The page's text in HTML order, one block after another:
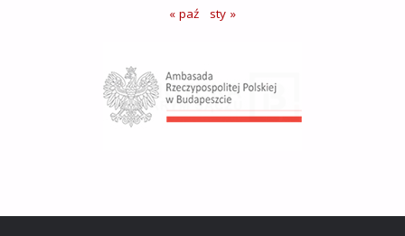
« paź sty »